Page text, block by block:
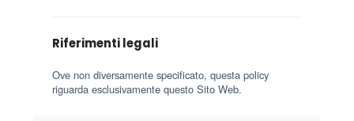
Riferimenti legali
Ove non diversamente specificato, questa policy
riguarda esclusivamente questo Sito Web.